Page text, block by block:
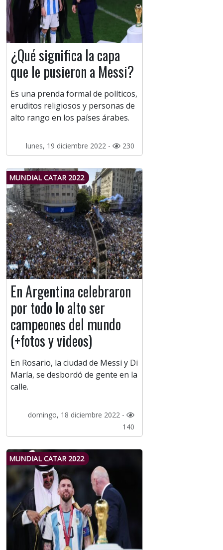
¿Qué significa la capa
que le pusieron a Messi?
Es una prenda formal de políticos,
eruditos religiosos y personas de
alto rango en los países árabes.
lunes, 19 diciembre 2022 - 230
MUNDIAL CATAR 2022
En Argentina celebraron
por todo lo alto ser
campeones del mundo
(+fotos y videos)
En Rosario, la ciudad de Messi y Di
María, se desbordó de gente en la
calle.
domingo, 18 diciembre 2022 -
140
MUNDIAL CATAR 2022